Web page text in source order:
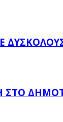
ΣΤΟ